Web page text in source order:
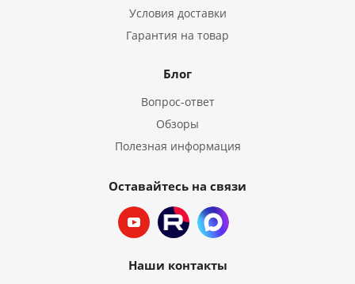
Условия доставки
Гарантия на товар
Блог
Вопрос-ответ
Обзоры
Полезная информация
Оставайтесь на связи
Наши контакты